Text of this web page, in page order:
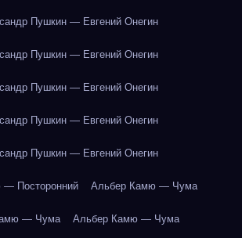
Пушкин — Евгений Онегин
Пушкин — Евгений Онегин
Пушкин — Евгений Онегин
Пушкин — Евгений Онегин
Пушкин — Евгений Онегин
Посторонний Альбер Камю — Чума
— Чума Альбер Камю — Чума